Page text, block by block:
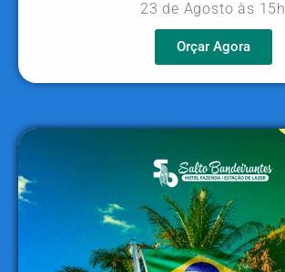
23 de Agosto às 15h
Orçar Agora